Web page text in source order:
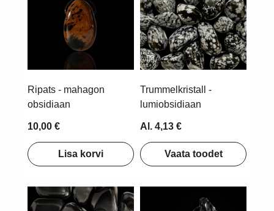
Ripats - mahagon
obsidiaan
10,00 €
Lisa korvi
Trummelkristall -
lumiobsidiaan
Al. 4,13 €
Vaata toodet